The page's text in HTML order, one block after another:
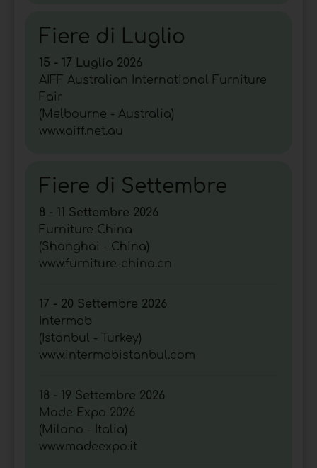
Fiere di Luglio
15 - 17 Luglio 2026
AIFF Australian International Furniture
Fair
(Melbourne - Australia)
www.aiff.net.au
Fiere di Settembre
8 - 11 Settembre 2026
Furniture China
(Shanghai - China)
www.furniture-china.cn
17 - 20 Settembre 2026
Intermob
(Istanbul - Turkey)
www.intermobistanbul.com
18 - 19 Settembre 2026
Made Expo 2026
(Milano - Italia)
www.madeexpo.it